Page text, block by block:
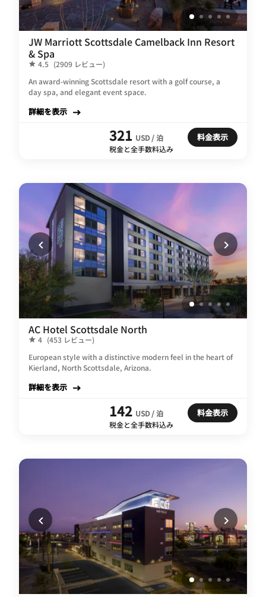
JW Marriott Scottsdale Camelback Inn Resort
& Spa
4.5 (2909 レビュー)
An award-winning Scottsdale resort with a golf course, a
day spa, and elegant event space.
詳細を表示
321 USD / 泊
税金と全手数料込み
料金表示
AC Hotel Scottsdale North
4 (453 レビュー)
European style with a distinctive modern feel in the heart of
Kierland, North Scottsdale, Arizona.
詳細を表示
142 USD / 泊
税金と全手数料込み
料金表示